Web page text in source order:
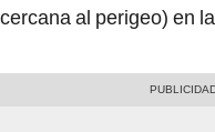
al perigeo) en la